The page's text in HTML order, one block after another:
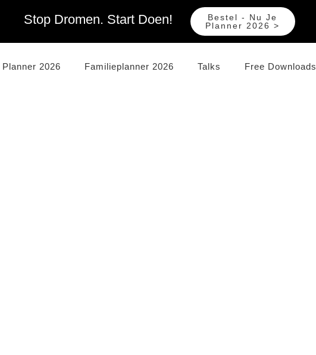
Stop Dromen. Start Doen!
Bestel - Nu Je
Planner 2026 >
Planner 2026 Familieplanner 2026 Talks Free Downloads